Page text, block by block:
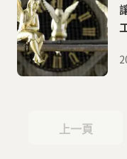
讓
上一頁
上一頁